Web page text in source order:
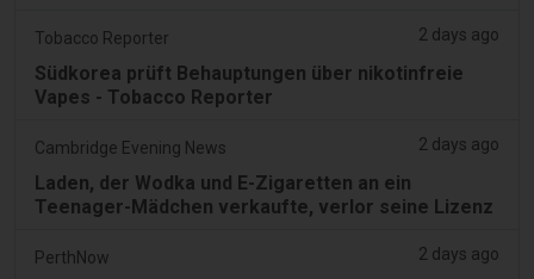
Tobacco Reporter 2 days ago
Südkorea prüft Behauptungen über nikotinfreie
Vapes - Tobacco Reporter
Cambridge Evening News 2 days ago
Laden, der Wodka und E-Zigaretten an ein
Teenager-Mädchen verkaufte, verlor seine Lizenz
PerthNow 2 days ago